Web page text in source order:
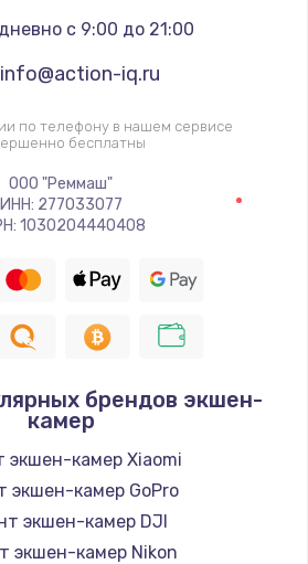
с 9:00 до 21:00
info@action-iq.ru
по телефону в нашем сервисе
бесплатны
ООО "Реммаш"
ИНН: 277033077
1030204440408
брендов экшен-
камер
экшен-камер Xiaomi
экшен-камер GoPro
экшен-камер DJI
экшен-камер Nikon